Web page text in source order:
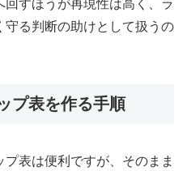
すほうが再現性は高く、ラ
守る判断の助けとして扱うの
プ表を作る手順
表は便利ですが、そのまま